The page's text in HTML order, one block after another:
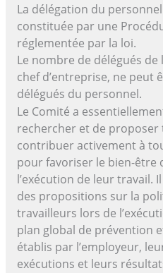
La délégation du
constituée par une
réglementée par la loi.
Le nombre de délégués
chef d’entreprise, ne peut
délégués du personnel.
Le Comité a
rechercher et de proposer
contribuer activement à
pour favoriser le bien-être
l’exécution de leur travail.
des propositions sur la
travailleurs lors de
plan global de prévention
établis par l’employeur,
exécutions et leurs